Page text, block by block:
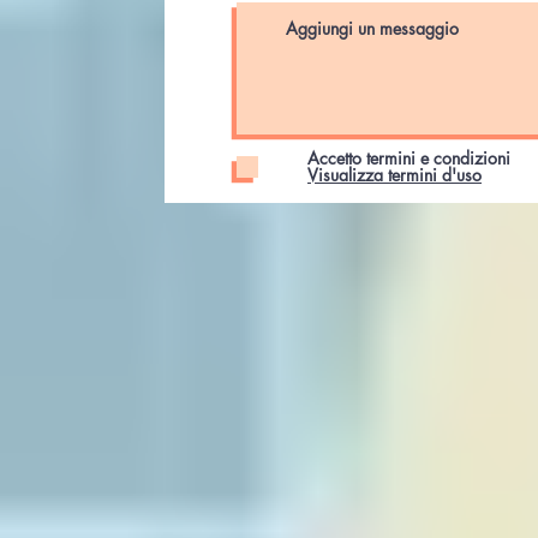
Accetto termini e condizioni
Visualizza termini d'uso